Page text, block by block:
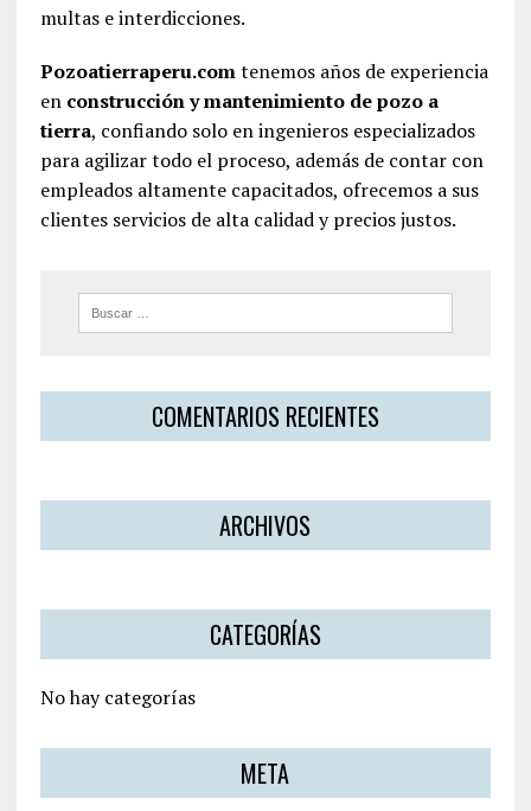
multas e interdicciones.
Pozoatierraperu.comtenemos años de experiencia
en construcción y mantenimiento de pozo a
tierra, confiando solo en ingenieros especializados
para agilizar todo el proceso, además de contar con
empleados altamente capacitados, ofrecemos a sus
clientes servicios de alta calidad y precios justos.
COMENTARIOS RECIENTES
ARCHIVOS
CATEGORÍAS
No hay categorías
META